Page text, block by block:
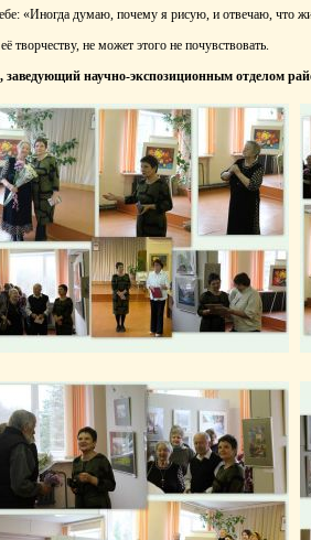
«Иногда думаю, почему я рисую, и отвечаю, что
творчеству, не может этого не почувствовать.
заведующий научно-экспозиционным отделом